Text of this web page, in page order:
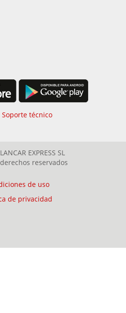
Soporte técnico
EXPRESS SL
reservados
de uso
de privacidad